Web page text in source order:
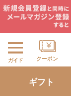
ガイド クーポン
ギフト